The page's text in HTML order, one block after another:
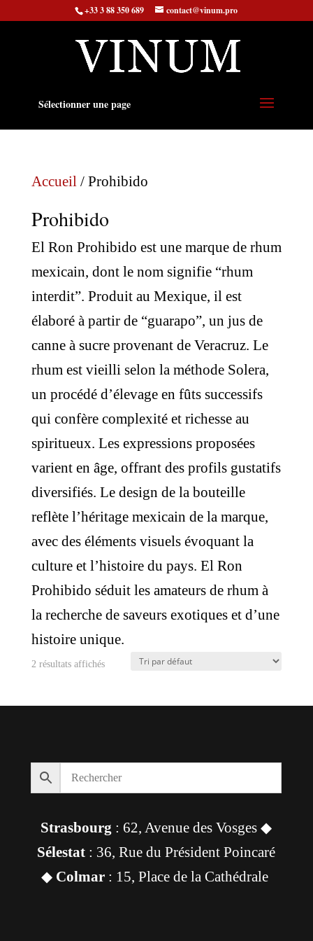
+33 3 88 350 689 contact@vinum.pro
Sélectionner une page
Accueil/ Prohibido
Prohibido
El Ron Prohibido est une marque de rhum
mexicain, dont le nom signifie “rhum
interdit”. Produit au Mexique, il est
élaboré à partir de “guarapo”, un jus de
canne à sucre provenant de Veracruz. Le
rhum est vieilli selon la méthode Solera,
un procédé d’élevage en fûts successifs
qui confère complexité et richesse au
spiritueux. Les expressions proposées
varient en âge, offrant des profils gustatifs
diversifiés. Le design de la bouteille
reflète l’héritage mexicain de la marque,
avec des éléments visuels évoquant la
culture et l’histoire du pays. El Ron
Prohibido séduit les amateurs de rhum à
la recherche de saveurs exotiques et d’une
histoire unique.
2 résultats affichés
Strasbourg : 62, Avenue des Vosges ◆
Sélestat : 36, Rue du Président Poincaré
◆ Colmar: 15, Place de la Cathédrale